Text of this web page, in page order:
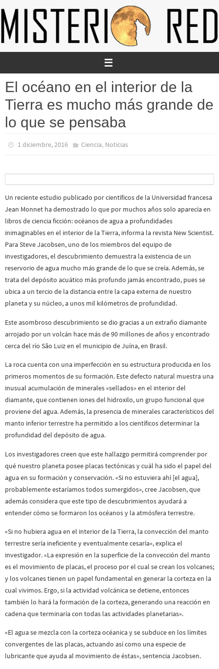
al
contenido
El océano en el interior de la
Tierra es mucho más grande de
lo que se pensaba
1 diciembre, 2016 Ciencia, Noticias
Un reciente estudio publicado por científicos de la Universidad francesa
Jean Monnet ha demostrado lo que por muchos años solo aparecía en
libros de ciencia ficción: océanos de agua a profundidades
inimaginables en el interior de la Tierra, informa la revista New Scientist.
Para Steve Jacobsen, uno de los miembros del equipo de
investigadores, el descubrimiento demuestra la existencia de un
reservorio de agua mucho más grande de lo que se creía. Además, se
trata del depósito acuático más profundo jamás encontrado, pues se
ubica a un tercio de la distancia entre la capa externa de nuestro
planeta y su núcleo, a unos mil kilómetros de profundidad.
Este asombroso descubrimiento se dio gracias a un extraño diamante
arrojado por un volcán hace más de 90 millones de años y encontrado
cerca del río São Luiz en el municipio de Juína, en Brasil.
La roca cuenta con una imperfección en su estructura producida en los
primeros momentos de su formación. Este defecto natural muestra una
inusual acumulación de minerales «sellados» en el interior del
diamante, que contienen iones del hidroxilo, un grupo funcional que
proviene del agua. Además, la presencia de minerales característicos del
manto inferior terrestre ha permitido a los científicos determinar la
profundidad del depósito de agua.
Los investigadores creen que este hallazgo permitirá comprender por
qué nuestro planeta posee placas tectónicas y cuál ha sido el papel del
agua en su formación y conservación. «Si no estuviera ahí [el agua],
probablemente estaríamos todos sumergidos», cree Jacobsen, que
además considera que este tipo de descubrimientos ayudará a
entender cómo se formaron los océanos y la atmósfera terrestre.
«Si no hubiera agua en el interior de la Tierra, la convección del manto
terrestre sería ineficiente y eventualmente cesaría», explica el
investigador. «La expresión en la superficie de la convección del manto
es el movimiento de placas, el proceso por el cual se crean los volcanes;
y los volcanes tienen un papel fundamental en generar la corteza en la
cual vivimos. Ergo, si la actividad volcánica se detiene, entonces
también lo hará la formación de la corteza, generando una reacción en
cadena que terminaría con todas las actividades planetarias».
«El agua se mezcla con la corteza océanica y se subduce en los límites
convergentes de las placas, actuando así como una especie de
lubricante que ayuda al movimiento de éstas», sentencia Jacobsen.